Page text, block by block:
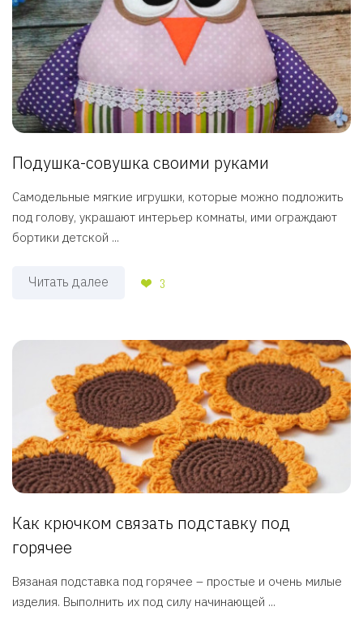
Подушка-совушка своими руками
Самодельные мягкие игрушки, которые можно подложить
под голову, украшают интерьер комнаты, ими ограждают
бортики детской ...
Читать далее 3
Как крючком связать подставку под
горячее
Вязаная подставка под горячее – простые и очень милые
изделия. Выполнить их под силу начинающей ...